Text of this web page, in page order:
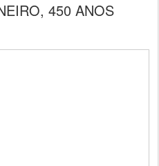
450 ANOS